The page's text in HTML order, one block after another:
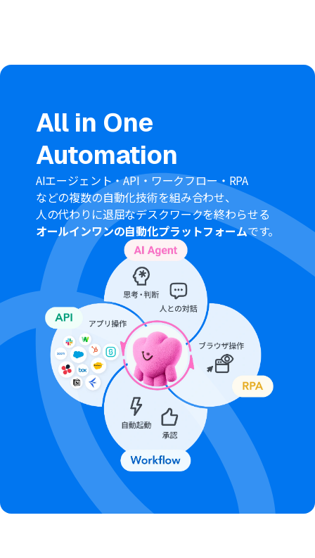
ションで取得したSalesforceの情報を変数として埋め込
■注意事項
Salesforce、NotionのそれぞれとYoomを連携してくだ
さい。
Salesforceはチームプラン・サクセスプランでのみご利用
いただけるアプリとなっております。フリープラン・ミニ
プランの場合は設定しているフローボットのオペレーシ
ョンやデータコネクトはエラーとなりますので、ご注意く
ださい。
チームプランやサクセスプランなどの有料プランは、2週
間の無料トライアルを行うことが可能です。無料トライア
ル中には制限対象のアプリを使用することができます。
トリガーは5分、10分、15分、30分、60分の間隔で起動
間隔を選択できます。
プランによって最短の起動間隔が異なりますので、ご注意
ください。
All in One
Automation
AIエージェント・API・ワークフロー・RPA
などの複数の自動化技術を組み合わせ、
人の代わりに退屈なデスクワークを終わらせる
オールインワンの自動化プラットフォームです。